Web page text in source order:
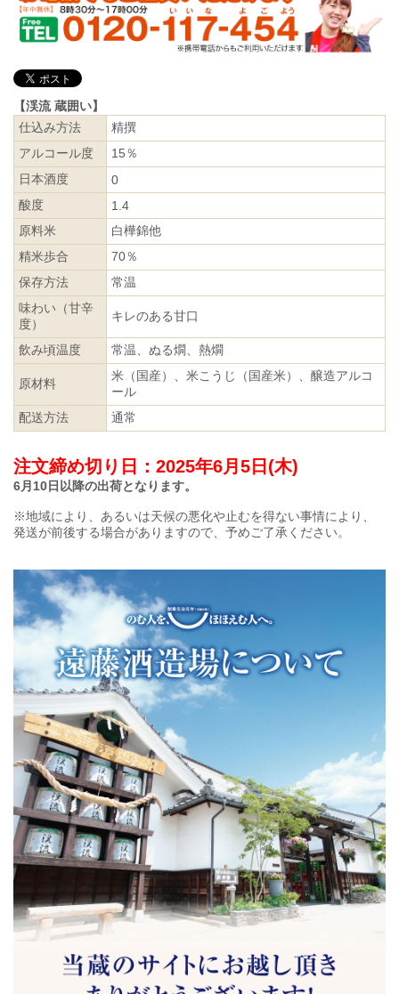
【渓流 蔵囲い】
仕込み方法
精撰
アルコール度
15％
日本酒度
0
酸度
1.4
原料米
白樺錦他
精米歩合
70％
保存方法
常温
味わい（甘辛
度）
キレのある甘口
飲み頃温度 常温、ぬる燗、熱燗
原材料
米（国産）、米こうじ（国産米）、醸造アルコ
ール
配送方法
通常
注文締め切り日：2025年6月5日(木)
6月10日以降の出荷となります。
※地域により、あるいは天候の悪化や止むを得ない事情により、
発送が前後する場合がありますので、予めご了承ください。